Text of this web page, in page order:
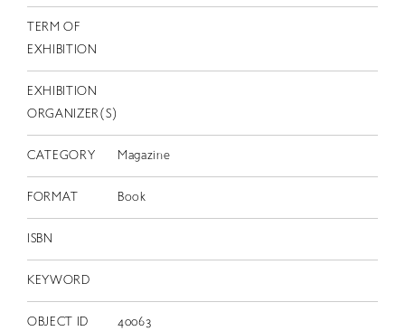
TERM OF
EXHIBITION
EXHIBITION
ORGANIZER(S)
CATEGORY Magazine
FORMAT Book
ISBN
KEYWORD
OBJECT ID 40063